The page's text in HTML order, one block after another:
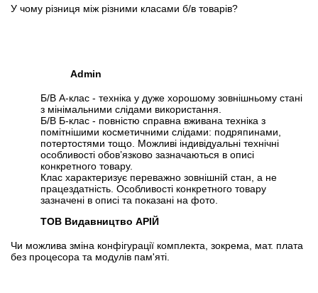
У чому різниця між різними класами б/в товарів?
Admin
Б/В А-клас - техніка у дуже хорошому зовнішньому стані
з мінімальними слідами використання.
Б/В Б-клас - повністю справна вживана техніка з
помітнішими косметичними слідами: подряпинами,
потертостями тощо. Можливі індивідуальні технічні
особливості обов’язково зазначаються в описі
конкретного товару.
Клас характеризує переважно зовнішній стан, а не
працездатність. Особливості конкретного товару
зазначені в описі та показані на фото.
ТОВ Видавництво АРІЙ
Чи можлива зміна конфігурації комплекта, зокрема, мат. плата
без процесора та модулів пам'яті.